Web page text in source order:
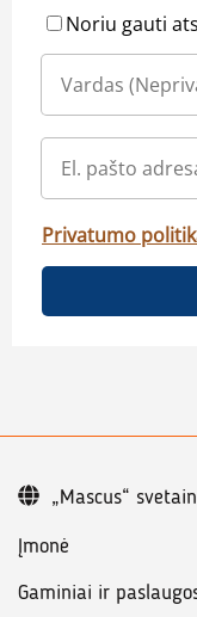
Noriu gauti
Privatumo
Įmonė
Gaminiai ir
„Mascus“